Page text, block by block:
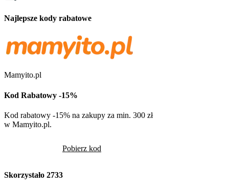
Najlepsze kody rabatowe
Mamyito.pl
Kod Rabatowy -15%
Kod rabatowy -15% na zakupy za min. 300 zł
w Mamyito.pl.
Pobierz kod
Skorzystało 2733